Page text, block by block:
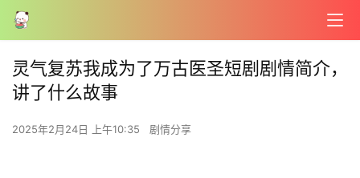
灵气复苏我成为了万古医圣短剧剧情简介，
讲了什么故事
2025年2月24日 上午10:35 剧情分享